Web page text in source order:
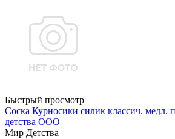
Быстрый просмотр
Соска Курносики силик классич. медл.
детства ООО
Мир Детства